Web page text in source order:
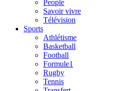
People
Savoir vivre
Télévision
Sports
Athlétisme
Basketball
Football
Formule1
Rugby
Tennis